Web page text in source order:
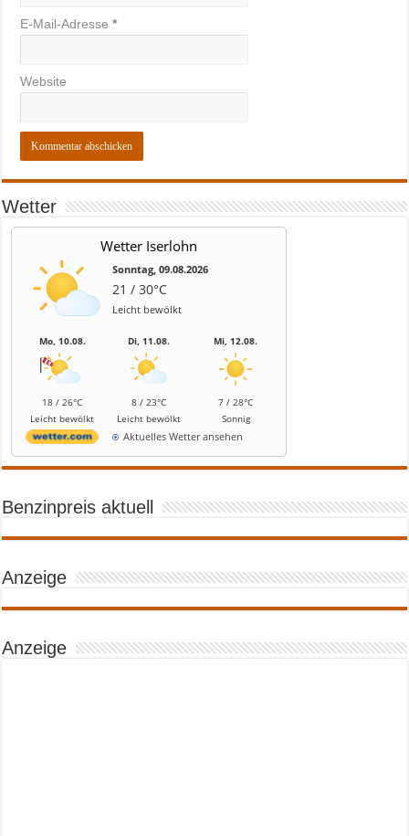
E-Mail-Adresse*
Website
Wetter
Wetter Iserlohn
Sonntag, 09.08.2026
21 / 30°C
Leicht bewölkt
Mo, 10.08.
18 / 26°C
Leicht bewölkt
Di, 11.08.
8 / 23°C
Leicht bewölkt
Mi, 12.08.
7 / 28°C
Sonnig
Aktuelles Wetter ansehen
Benzinpreis aktuell
Anzeige
Anzeige